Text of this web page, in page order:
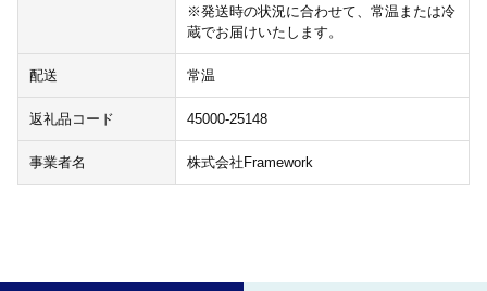
※発送時の状況に合わせて、常温または冷
蔵でお届けいたします。
配送 常温
返礼品コード 45000-25148
事業者名 株式会社Framework